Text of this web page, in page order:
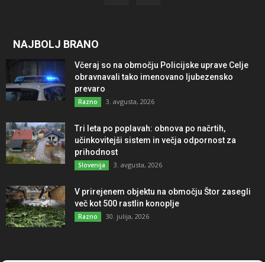
NAJBOLJ BRANO
Včeraj so na območju Policijske uprave Celje
obravnavali tako imenovano ljubezensko
prevaro
Razno 3. avgusta, 2026
Tri leta po poplavah: obnova po načrtih,
učinkovitejši sistem in večja odpornost za
prihodnost
Slovenija 3. avgusta, 2026
V prirejenem objektu na območju Štor zasegli
več kot 500 rastlin konoplje
Razno 30. julija, 2026